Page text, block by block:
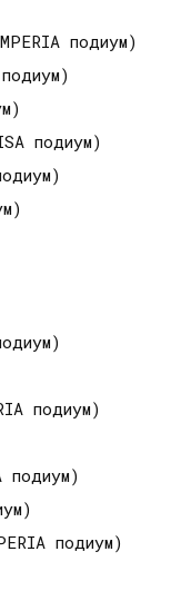
подиум)
подиум)
подиум)
подиум)
подиум)